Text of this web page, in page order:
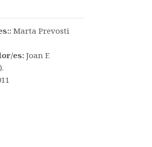
Marta Prevosti
es:Joan F.